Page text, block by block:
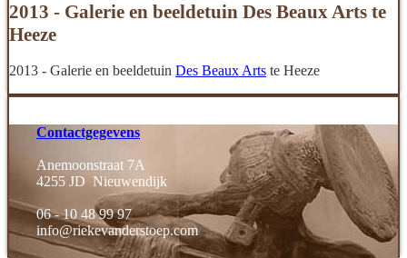
2013 - Galerie en beeldetuin Des Beaux Arts te
Heeze
2013 - Galerie en beeldetuin Des Beaux Arts te Heeze
Contactgegevens
Anemoonstraat 7A
4255 JD Nieuwendijk
06 - 10 48 99 97
info@riekevanderstoep.com